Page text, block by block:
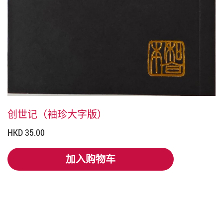
创世记（袖珍大字版）
HKD 35.00
加入购物车
加入购物车